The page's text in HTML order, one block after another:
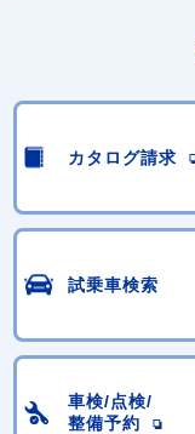
カタログ請求
試乗車検索
車検/点検/
整備予約